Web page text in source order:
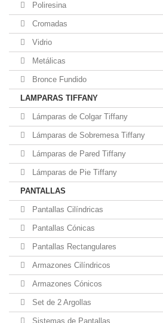
Poliresina
Cromadas
Vidrio
Metálicas
Bronce Fundido
LAMPARAS TIFFANY
Lámparas de Colgar Tiffany
Lámparas de Sobremesa Tiffany
Lámparas de Pared Tiffany
Lámparas de Pie Tiffany
PANTALLAS
Pantallas Cilíndricas
Pantallas Cónicas
Pantallas Rectangulares
Armazones Cilíndricos
Armazones Cónicos
Set de 2 Argollas
Sistemas de Pantallas